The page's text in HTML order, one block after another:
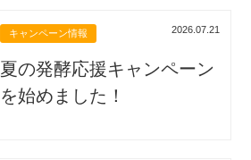
キャンペーン情報 2026.07.21
夏の発酵応援キャンペーン
を始めました！